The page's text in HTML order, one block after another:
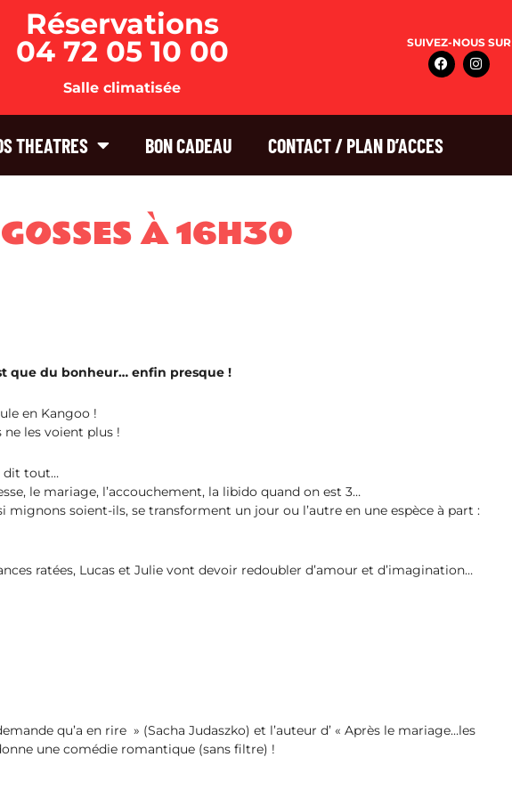
Réservations
04 72 05 10 00
Salle climatisée
SUIVEZ-NOUS SUR
THEATRES BON CADEAU CONTACT / PLAN D’ACCES
À 16H30
que du bonheur… enfin presque !
en Kangoo !
ne les voient plus !
dit tout…
le mariage, l’accouchement, la libido quand on est 3…
mignons soient-ils, se transforment un jour ou l’autre en une espèce à part :
ratées, Lucas et Julie vont devoir redoubler d’amour et d’imagination…
qu’a en rire » (Sacha Judaszko) et l’auteur d’ « Après le mariage…les
une comédie romantique (sans filtre) !